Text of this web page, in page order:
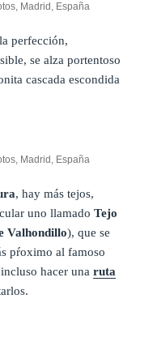
Madrid, España
perfección,
se alza portentoso
cascada escondida
Madrid, España
, hay más tejos,
uno llamadoTejo
Valhondillo), que se
pŕoximo al famoso
hacer unaruta